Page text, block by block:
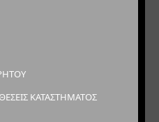
ΚΑΤΑΣΤΗΜΑΤΟΣ